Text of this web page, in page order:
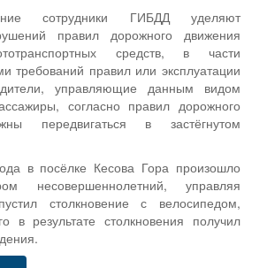
сотрудники ГИБДД уделяют
правил дорожного движения
средств, в части
требований правил или эксплуатации
управляющие данным видом
согласно правил дорожного
передвигаться в застёгнутом
в посёлке Кесова Гора произошло
несовершеннолетний, управляя
столкновение с велосипедом,
в результате столкновения получил